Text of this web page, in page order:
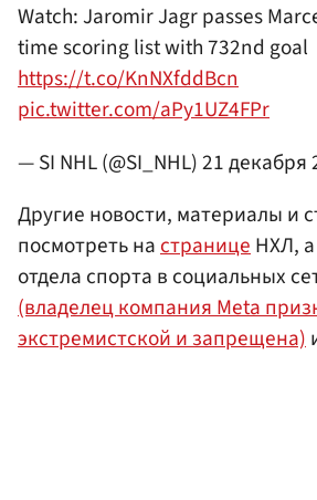
Watch: Jaromir Jagr passes
time scoring list with 732nd goal
https://t.co/KnNXfddBcn
pic.twitter.com/aPy1UZ4FPr
— SI NHL (@SI_NHL)21 декабря
Другие новости, материалы и
посмотреть настраницеНХЛ,
отдела спорта в социальных
(владелец компания Meta
экстремистской и запрещена)